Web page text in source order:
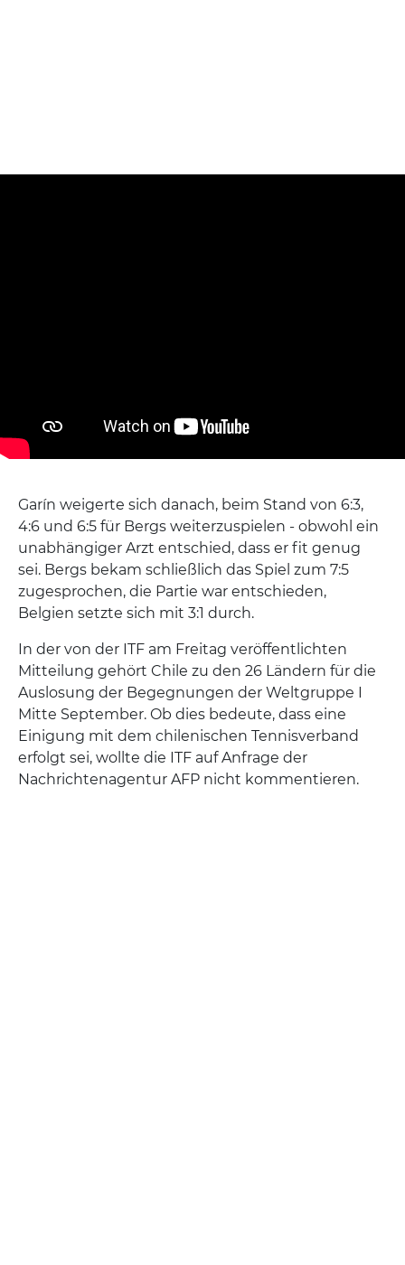
Garín weigerte sich danach, beim Stand von 6:3,
4:6 und 6:5 für Bergs weiterzuspielen - obwohl ein
unabhängiger Arzt entschied, dass er fit genug
sei. Bergs bekam schließlich das Spiel zum 7:5
zugesprochen, die Partie war entschieden,
Belgien setzte sich mit 3:1 durch.
In der von der ITF am Freitag veröffentlichten
Mitteilung gehört Chile zu den 26 Ländern für die
Auslosung der Begegnungen der Weltgruppe I
Mitte September. Ob dies bedeute, dass eine
Einigung mit dem chilenischen Tennisverband
erfolgt sei, wollte die ITF auf Anfrage der
Nachrichtenagentur AFP nicht kommentieren.